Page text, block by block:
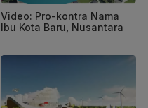
Video: Pro-kontra Nama
Ibu Kota Baru, Nusantara